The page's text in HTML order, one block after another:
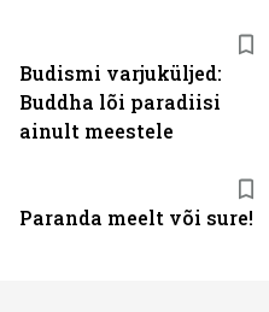
Budismi varjuküljed:
Buddha lõi paradiisi
ainult meestele
Paranda meelt või sure!